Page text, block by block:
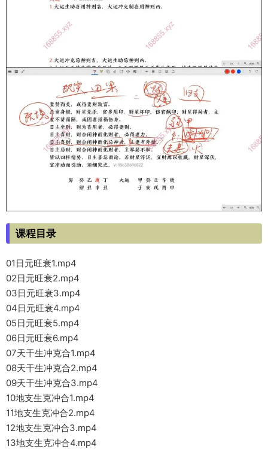
课程目录
01日元旺衰1.mp4
02日元旺衰2.mp4
03日元旺衰3.mp4
04日元旺衰4.mp4
05日元旺衰5.mp4
06日元旺衰6.mp4
07天干生冲克合1.mp4
08天干生冲克合2.mp4
09天干生冲克合3.mp4
10地支生克冲合1.mp4
11地支生克冲合2.mp4
12地支生克冲合3.mp4
13地支生克冲合4.mp4